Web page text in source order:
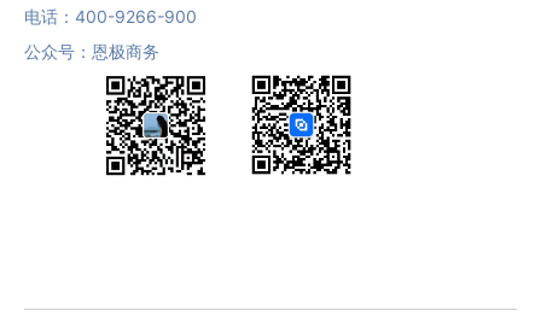
电话： 400-9266-900
公众号：恩极商务